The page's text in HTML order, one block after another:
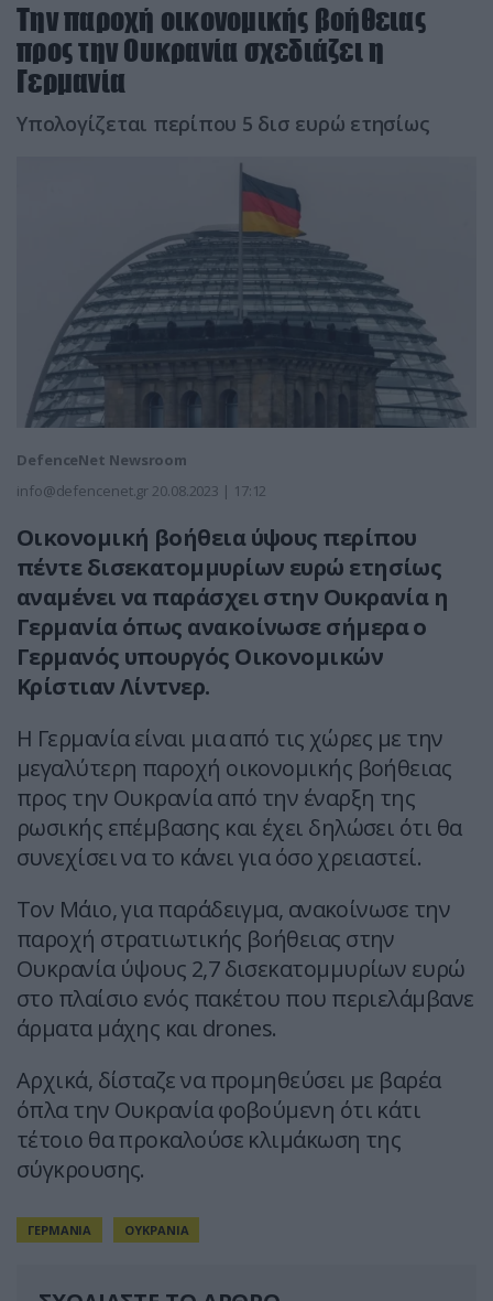
Την παροχή οικονομικής βοήθειας
προς την Ουκρανία σχεδιάζει η
Γερμανία
Υπολογίζεται περίπου 5 δισ ευρώ ετησίως
DefenceNet Newsroom
info@defencenet.gr 20.08.2023 | 17:12
Οικονομική βοήθεια ύψους περίπου
πέντε δισεκατομμυρίων ευρώ ετησίως
αναμένει να παράσχει στην Ουκρανία η
Γερμανία όπως ανακοίνωσε σήμερα ο
Γερμανός υπουργός Οικονομικών
Κρίστιαν Λίντνερ.
Η Γερμανία είναι μια από τις χώρες με την
μεγαλύτερη παροχή οικονομικής βοήθειας
προς την Ουκρανία από την έναρξη της
ρωσικής επέμβασης και έχει δηλώσει ότι θα
συνεχίσει να το κάνει για όσο χρειαστεί.
Τον Μάιο, για παράδειγμα, ανακοίνωσε την
παροχή στρατιωτικής βοήθειας στην
Ουκρανία ύψους 2,7 δισεκατομμυρίων ευρώ
στο πλαίσιο ενός πακέτου που περιελάμβανε
άρματα μάχης και drones.
Αρχικά, δίσταζε να προμηθεύσει με βαρέα
όπλα την Ουκρανία φοβούμενη ότι κάτι
τέτοιο θα προκαλούσε κλιμάκωση της
σύγκρουσης.
ΓΕΡΜΑΝΙΑ ΟΥΚΡΑΝΙΑ